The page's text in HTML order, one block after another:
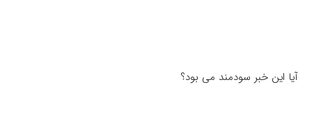
آیا این خبر سودمند می بود؟